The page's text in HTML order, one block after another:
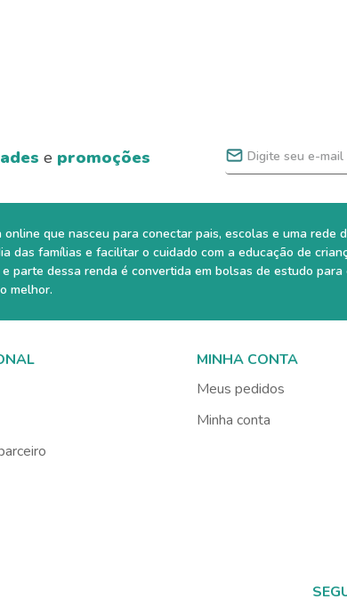
e promoções
online que nasceu para conectar pais, escolas e uma rede
das famílias e facilitar o cuidado com a educação de
parte dessa renda é convertida em bolsas de estudo
melhor.
MINHA CONTA
Meus pedidos
Minha conta